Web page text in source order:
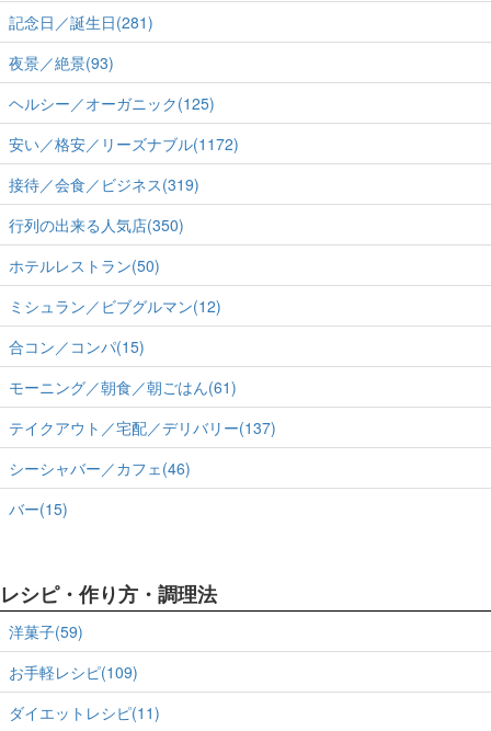
記念日／誕生日(281)
夜景／絶景(93)
ヘルシー／オーガニック(125)
安い／格安／リーズナブル(1172)
接待／会食／ビジネス(319)
行列の出来る人気店(350)
ホテルレストラン(50)
ミシュラン／ビブグルマン(12)
合コン／コンパ(15)
モーニング／朝食／朝ごはん(61)
テイクアウト／宅配／デリバリー(137)
シーシャバー／カフェ(46)
バー(15)
レシピ・作り方・調理法
洋菓子(59)
お手軽レシピ(109)
ダイエットレシピ(11)